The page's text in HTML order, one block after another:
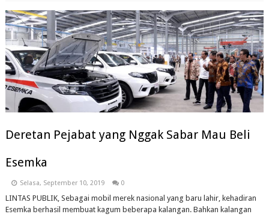
Deretan Pejabat yang Nggak Sabar Mau Beli
Esemka
Selasa, September 10, 2019 0
LINTAS PUBLIK, Sebagai mobil merek nasional yang baru lahir, kehadiran
Esemka berhasil membuat kagum beberapa kalangan. Bahkan kalangan